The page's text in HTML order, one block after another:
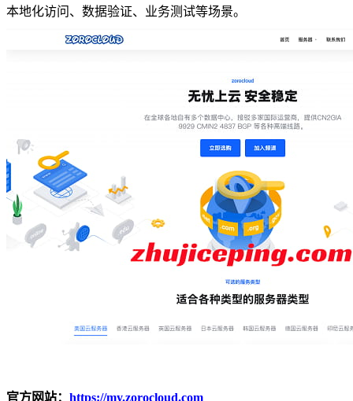
本地化访问、数据验证、业务测试等场景。
官方网站： https://my.zorocloud.com